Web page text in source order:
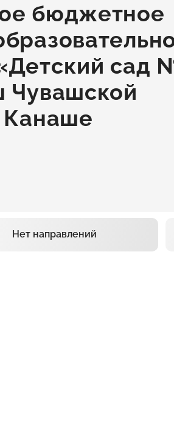
бюджетное
сад
Чувашской
Канаше
Нет направлений